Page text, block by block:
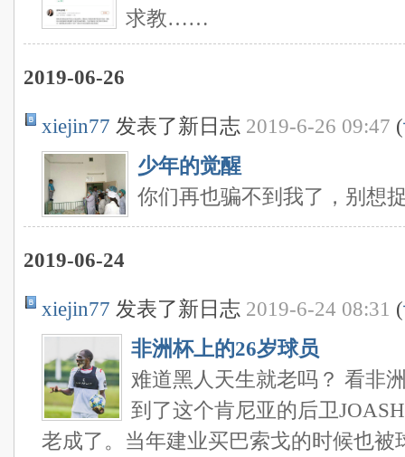
求教……
2019-06-26
xiejin77 发表了新日志 2019-6-26 09:47 (
少年的觉醒
你们再也骗不到我了，别
2019-06-24
xiejin77 发表了新日志 2019-6-24 08:31 (
非洲杯上的26岁球员
难道黑人天生就老吗？ 看非
到了这个肯尼亚的后卫
老成了。当年建业买巴索戈的时候也被